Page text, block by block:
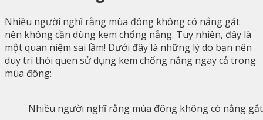
Nhiều người nghĩ rằng mùa đông không có nắng gắt
nên không cần dùng kem chống nắng. Tuy nhiên, đây là
một quan niệm sai lầm! Dưới đây là những lý do bạn nên
duy trì thói quen sử dụng kem chống nắng ngay cả trong
mùa đông:
Nhiều người nghĩ rằng mùa đông không có nắng